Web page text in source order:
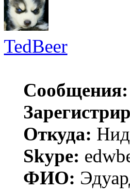
TedBeer
Сообщения:
Откуда:
Skype:
ФИО: